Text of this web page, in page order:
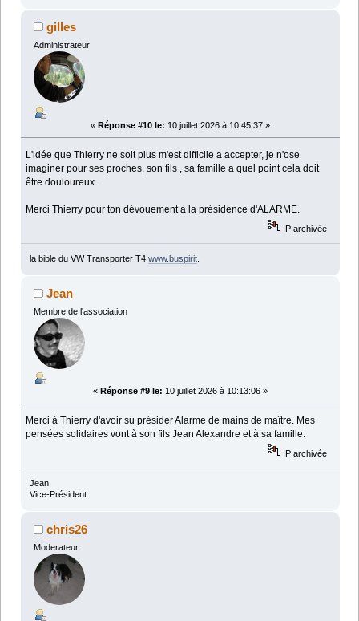
gilles
Administrateur
« Réponse #10 le: 10 juillet 2026 à 10:45:37 »
L'idée que Thierry ne soit plus m'est difficile a accepter, je n'ose
imaginer pour ses proches, son fils , sa famille a quel point cela doit
être douloureux.
Merci Thierry pour ton dévouement a la présidence d'ALARME.
IP archivée
la bible du VW Transporter T4 www.buspirit.
Jean
Membre de l'association
« Réponse #9 le: 10 juillet 2026 à 10:13:06 »
Merci à Thierry d'avoir su présider Alarme de mains de maître. Mes
pensées solidaires vont à son fils Jean Alexandre et à sa famille.
IP archivée
Jean
Vice-Président
chris26
Moderateur